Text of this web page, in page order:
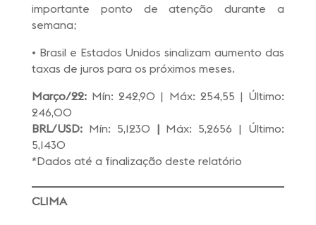
importante ponto de atenção durante a
semana;
• Brasil e Estados Unidos sinalizam aumento das
taxas de juros para os próximos meses.
Março/22: Mín: 242,90 | Máx: 254,55 | Último:
246,00
BRL/USD: Mín: 5,1230 | Máx: 5,2656 | Último:
5,1430
*Dados até a finalização deste relatório
CLIMA